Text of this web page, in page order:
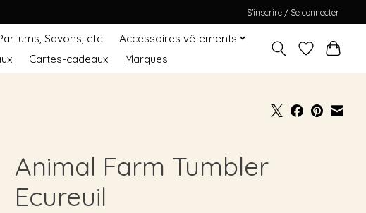
S’inscrire / Se connecter
Savons, etc
Accessoires vêtements
Cartes-cadeaux Marques
Animal Farm Tumbler
Ecureuil